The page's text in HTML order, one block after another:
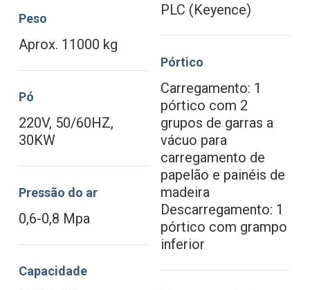
Peso
Aprox. 11000 kg
Pó
220V, 50/60HZ,
30KW
Pressão do ar
0,6-0,8 Mpa
Capacidade
PLC (Keyence)
Pórtico
Carregamento: 1
pórtico com 2
grupos de garras a
vácuo para
carregamento de
papelão e painéis de
madeira
Descarregamento: 1
pórtico com grampo
inferior